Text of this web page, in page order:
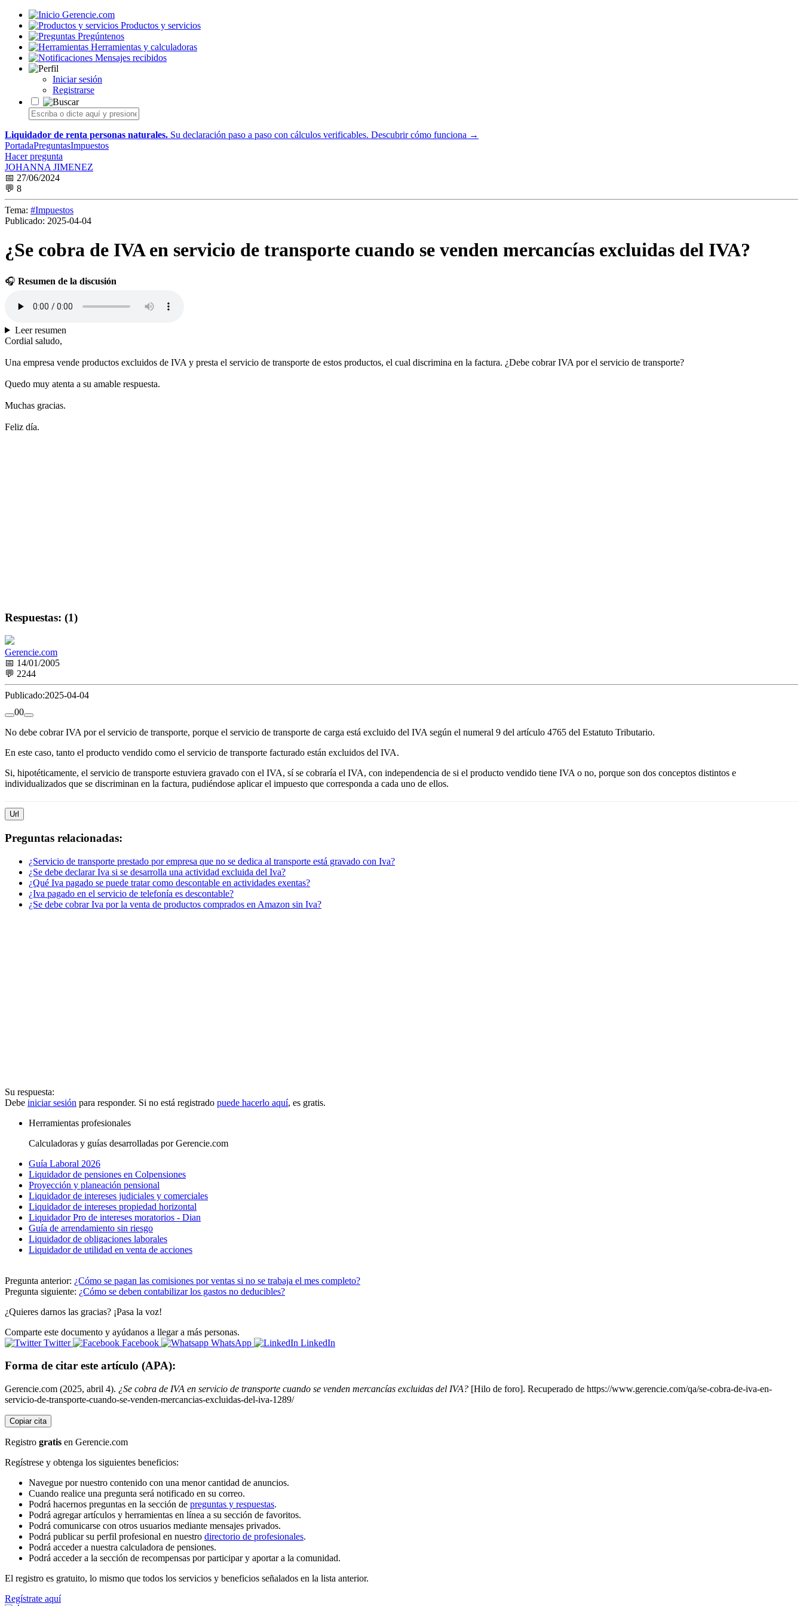
Gerencie.com
Productos y servicios
Pregúntenos
Herramientas y calculadoras
Mensajes recibidos
Iniciar sesión
Registrarse
Liquidador de renta personas naturales. Su declaración paso a paso con cálculos verificables. Descubrir cómo funciona →
PortadaPreguntasImpuestos
Hacer pregunta
JOHANNA JIMENEZ
📅 27/06/2024
💬 8
Tema: #Impuestos
Publicado: 2025-04-04
¿Se cobra de IVA en servicio de transporte cuando se venden mercancías excluidas del IVA?
🎧 Resumen de la discusión
Leer resumen
Cordial saludo,
Una empresa vende productos excluidos de IVA y presta el servicio de transporte de estos productos, el cual discrimina en la factura. ¿Debe cobrar IVA por el servicio de transporte?
Quedo muy atenta a su amable respuesta.
Muchas gracias.
Feliz día.
Respuestas: (1)
Gerencie.com
📅 14/01/2005
💬 2244
Publicado:2025-04-04
00
No debe cobrar IVA por el servicio de transporte, porque el servicio de transporte de carga está excluido del IVA según el numeral 9 del artículo 4765 del Estatuto Tributario.
En este caso, tanto el producto vendido como el servicio de transporte facturado están excluidos del IVA.
Si, hipotéticamente, el servicio de transporte estuviera gravado con el IVA, sí se cobraría el IVA, con independencia de si el producto vendido tiene IVA o no, porque son dos conceptos distintos e
individualizados que se discriminan en la factura, pudiéndose aplicar el impuesto que corresponda a cada uno de ellos.
Url
Preguntas relacionadas:
¿Servicio de transporte prestado por empresa que no se dedica al transporte está gravado con Iva?
¿Se debe declarar Iva si se desarrolla una actividad excluida del Iva?
¿Qué Iva pagado se puede tratar como descontable en actividades exentas?
¿Iva pagado en el servicio de telefonía es descontable?
¿Se debe cobrar Iva por la venta de productos comprados en Amazon sin Iva?
Su respuesta:
Debe iniciar sesión para responder. Si no está registrado puede hacerlo aquí, es gratis.
Herramientas profesionales
Calculadoras y guías desarrolladas por Gerencie.com
Guía Laboral 2026
Liquidador de pensiones en Colpensiones
Proyección y planeación pensional
Liquidador de intereses judiciales y comerciales
Liquidador de intereses propiedad horizontal
Liquidador Pro de intereses moratorios - Dian
Guía de arrendamiento sin riesgo
Liquidador de obligaciones laborales
Liquidador de utilidad en venta de acciones
Pregunta anterior: ¿Cómo se pagan las comisiones por ventas si no se trabaja el mes completo?
Pregunta siguiente: ¿Cómo se deben contabilizar los gastos no deducibles?
¿Quieres darnos las gracias? ¡Pasa la voz!
Comparte este documento y ayúdanos a llegar a más personas.
Twitter
Facebook WhatsApp LinkedIn
Forma de citar este artículo (APA):
Gerencie.com (2025, abril 4). ¿Se cobra de IVA en servicio de transporte cuando se venden mercancías excluidas del IVA? [Hilo de foro]. Recuperado de https://www.gerencie.com/qa/se-cobra-de-iva-en-
servicio-de-transporte-cuando-se-venden-mercancias-excluidas-del-iva-1289/
Copiar cita
Registro gratis en Gerencie.com
Regístrese y obtenga los siguientes beneficios:
Navegue por nuestro contenido con una menor cantidad de anuncios.
Cuando realice una pregunta será notificado en su correo.
Podrá hacernos preguntas en la sección de preguntas y respuestas.
Podrá agregar artículos y herramientas en línea a su sección de favoritos.
Podrá comunicarse con otros usuarios mediante mensajes privados.
Podrá publicar su perfil profesional en nuestro directorio de profesionales.
Podrá acceder a nuestra calculadora de pensiones.
Podrá acceder a la sección de recompensas por participar y aportar a la comunidad.
El registro es gratuito, lo mismo que todos los servicios y beneficios señalados en la lista anterior.
Regístrate aquí